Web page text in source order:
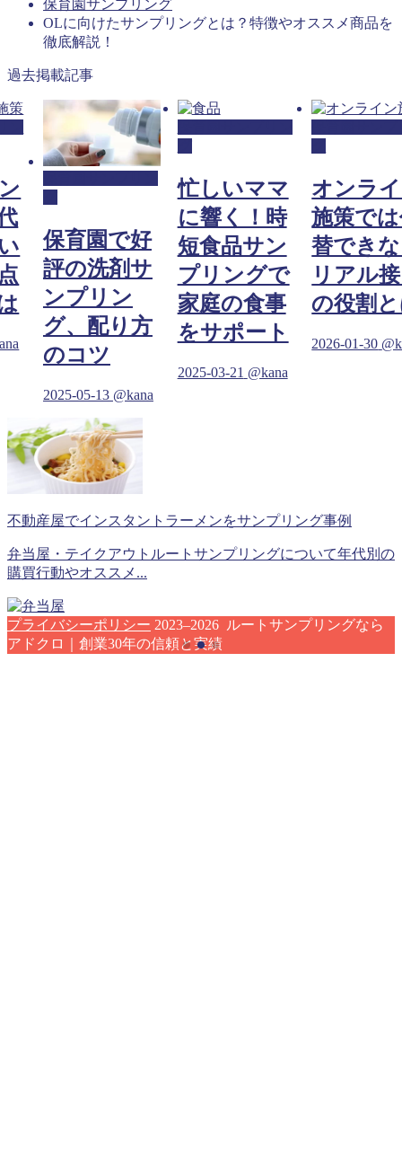
保育園サンプリング
OLに向けたサンプリングとは？特徴やオススメ商品を
徹底解説！
過去掲載記事
保育園で好
評の洗剤サ
ンプリン
グ、配り方
のコツ
2025-05-13 @kana
忙しいママ
に響く！時
短食品サン
プリングで
家庭の食事
をサポート
2025-03-21 @kana
オンラ
施策で
替でき
リアル
の役割
2026-01-30
不動産屋でインスタントラーメンをサンプリング事例
弁当屋・テイクアウトルートサンプリングについて年代別の
購買行動やオススメ...
プライバシーポリシー 2023–2026 ルートサンプリングなら
アドクロ｜創業30年の信頼と実績